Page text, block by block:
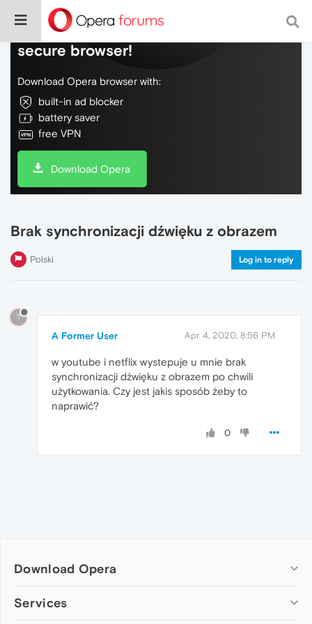
Do more on the web, with a fast and
secure browser!
Download Opera browser with:
built-in ad blocker
battery saver
free VPN
Download Opera
Brak synchronizacji dźwięku z obrazem
Polski Log in to reply
?
A Former User Apr 4, 2020, 8:56 PM
w youtube i netflix wystepuje u mnie brak
synchronizacji dźwięku z obrazem po chwili
użytkowania. Czy jest jakis sposób żeby to
naprawić?
0
Download Opera
Computer browsers
Services